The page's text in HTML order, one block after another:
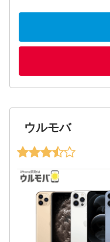
ウルモバ